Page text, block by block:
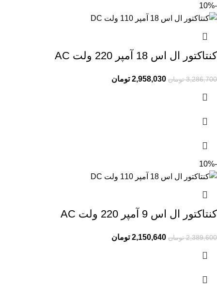
-10%
کنتاکتور ال اس 18 آمپر 220 ولت AC
3,286,700 تومان 2,958,030 تومان
-10%
کنتاکتور ال اس 9 آمپر 220 ولت AC
2,389,600 تومان 2,150,640 تومان